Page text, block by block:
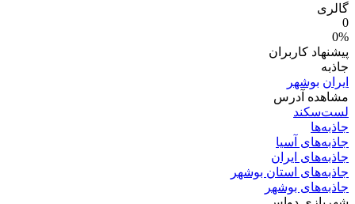
گالری
0
0%
پیشنهاد کاربران
جاذبه
ایران بوشهر
مشاهده آدرس
لست‌سکند
جاذبه‌ها
جاذبه‌های آسیا
جاذبه‌های ایران
جاذبه‌های استان بوشهر
جاذبه‌های بوشهر